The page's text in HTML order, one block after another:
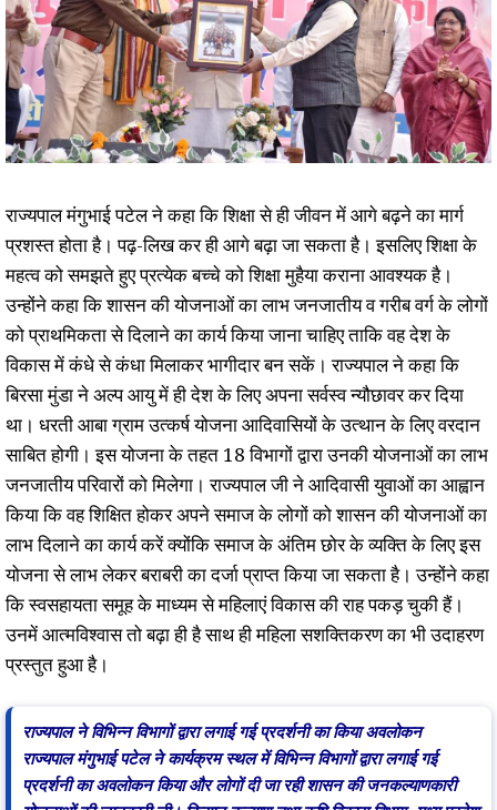
राज्यपाल मंगुभाई पटेल ने कहा कि शिक्षा से ही जीवन में आगे बढ़ने का मार्ग
प्रशस्त होता है। पढ़-लिख कर ही आगे बढ़ा जा सकता है। इसलिए शिक्षा के
महत्व को समझते हुए प्रत्येक बच्चे को शिक्षा मुहैया कराना आवश्यक है।
उन्होंने कहा कि शासन की योजनाओं का लाभ जनजातीय व गरीब वर्ग के लोगों
को प्राथमिकता से दिलाने का कार्य किया जाना चाहिए ताकि वह देश के
विकास में कंधे से कंधा मिलाकर भागीदार बन सकें। राज्यपाल ने कहा कि
बिरसा मुंडा ने अल्प आयु में ही देश के लिए अपना सर्वस्व न्यौछावर कर दिया
था। धरती आबा ग्राम उत्कर्ष योजना आदिवासियों के उत्थान के लिए वरदान
साबित होगी। इस योजना के तहत 18 विभागों द्वारा उनकी योजनाओं का लाभ
जनजातीय परिवारों को मिलेगा। राज्यपाल जी ने आदिवासी युवाओं का आह्वान
किया कि वह शिक्षित होकर अपने समाज के लोगों को शासन की योजनाओं का
लाभ दिलाने का कार्य करें क्योंकि समाज के अंतिम छोर के व्यक्ति के लिए इस
योजना से लाभ लेकर बराबरी का दर्जा प्राप्त किया जा सकता है। उन्होंने कहा
कि स्वसहायता समूह के माध्यम से महिलाएं विकास की राह पकड़ चुकी हैं।
उनमें आत्मविश्वास तो बढ़ा ही है साथ ही महिला सशक्तिकरण का भी उदाहरण
प्रस्तुत हुआ है।
राज्यपाल ने विभिन्न विभागों द्वारा लगाई गई प्रदर्शनी का किया अवलोकन
राज्यपाल मंगुभाई पटेल ने कार्यक्रम स्थल में विभिन्न विभागों द्वारा लगाई गई
प्रदर्शनी का अवलोकन किया और लोगों दी जा रही शासन की जनकल्याणकारी